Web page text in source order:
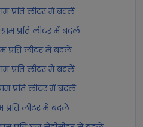
प्रति लीटर में बदलें
प्रति लीटर में बदलें
प्रति लीटर में बदलें
प्रति लीटर में बदलें
प्रति लीटर में बदलें
प्रति लीटर में बदलें